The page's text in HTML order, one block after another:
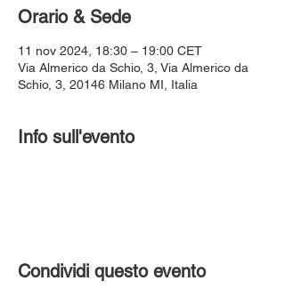
Orario & Sede
11 nov 2024, 18:30 – 19:00 CET
Via Almerico da Schio, 3, Via Almerico da
Schio, 3, 20146 Milano MI, Italia
Info sull'evento
Condividi questo evento